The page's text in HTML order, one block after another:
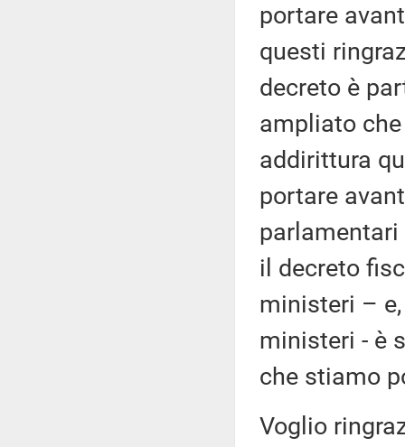
portare
questi
decreto è
ampliato
addirittura
portare
il decreto
ministeri –
ministeri - è
che stiamo
Voglio